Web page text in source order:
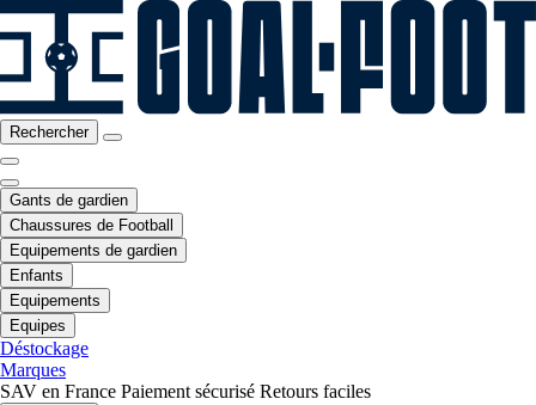
Rechercher
Gants de gardien
Chaussures de Football
Equipements de gardien
Enfants
Equipements
Equipes
Déstockage
Marques
SAV en France Paiement sécurisé Retours faciles